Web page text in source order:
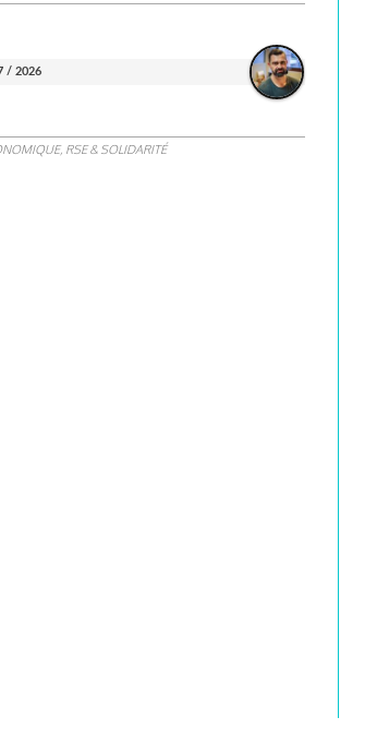
/ 2026
RSE & SOLIDARITÉ